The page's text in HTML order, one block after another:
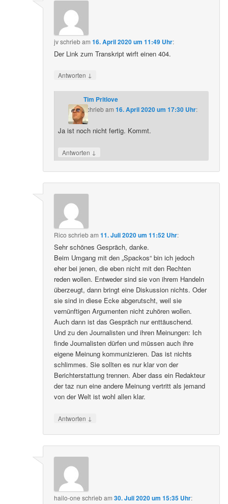
jvschriebam16. April 2020 um 11:49 Uhr:
Der Link zum Transkript wirft einen 404.
Antworten ↓
Tim Pritlove
schriebam 16. April 2020 um 17:30 Uhr:
Ja ist noch nicht fertig. Kommt.
Antworten ↓
Rico schriebam11. Juli 2020 um 11:52 Uhr:
Sehr schönes Gespräch, danke.
Beim Umgang mit den „Spackos“ bin ich jedoch
eher bei jenen, die eben nicht mit den Rechten
reden wollen. Entweder sind sie von ihrem Handeln
überzeugt, dann bringt eine Diskussion nichts. Oder
sie sind in diese Ecke abgerutscht, weil sie
vernünftigen Argumenten nicht zuhören wollen.
Auch dann ist das Gespräch nur enttäuschend.
Und zu den Journalisten und ihren Meinungen: Ich
finde Journalisten dürfen und müssen auch ihre
eigene Meinung kommunizieren. Das ist nichts
schlimmes. Sie sollten es nur klar von der
Berichterstattung trennen. Aber dass ein Redakteur
der taz nun eine andere Meinung vertritt als jemand
von der Welt ist wohl allen klar.
Antworten ↓
hailo-one schriebam30. Juli 2020 um 15:35 Uhr: